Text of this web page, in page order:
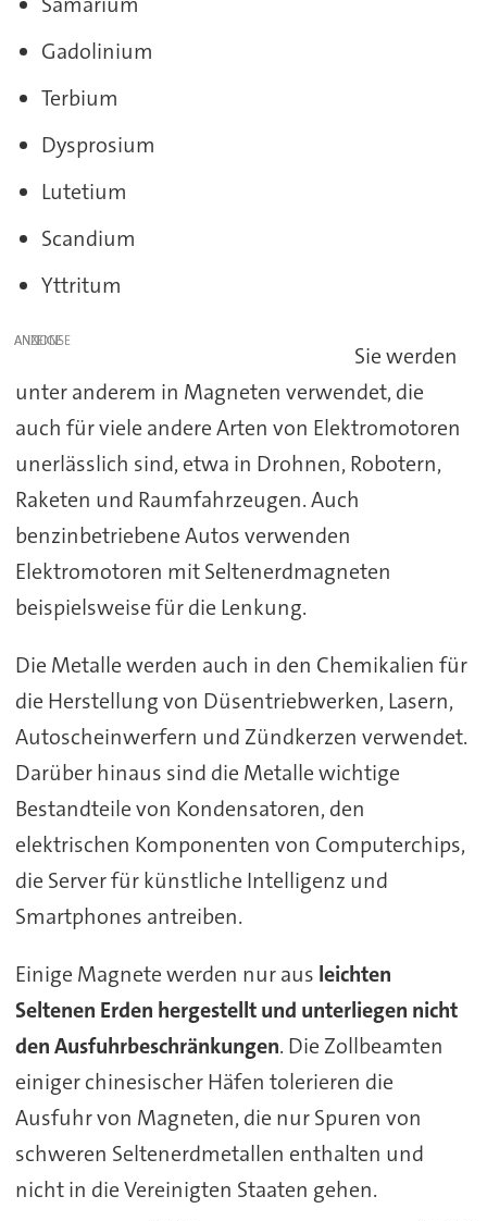
Gadolinium
Terbium
Dysprosium
Lutetium
Scandium
Yttritum
ANZEIGE
Sie werden
unter anderem in Magneten verwendet, die
auch für viele andere Arten von Elektromotoren
unerlässlich sind, etwa in Drohnen, Robotern,
Raketen und Raumfahrzeugen. Auch
benzinbetriebene Autos verwenden
Elektromotoren mit Seltenerdmagneten
beispielsweise für die Lenkung.
Die Metalle werden auch in den Chemikalien für
die Herstellung von Düsentriebwerken, Lasern,
Autoscheinwerfern und Zündkerzen verwendet.
Darüber hinaus sind die Metalle wichtige
Bestandteile von Kondensatoren, den
elektrischen Komponenten von Computerchips,
die Server für künstliche Intelligenz und
Smartphones antreiben.
Einige Magnete werden nur aus leichten
Seltenen Erden hergestellt und unterliegen nicht
den Ausfuhrbeschränkungen. Die Zollbeamten
einiger chinesischer Häfen tolerieren die
Ausfuhr von Magneten, die nur Spuren von
schweren Seltenerdmetallen enthalten und
nicht in die Vereinigten Staaten gehen.